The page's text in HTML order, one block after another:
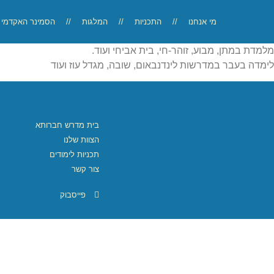
מי אנחנו // התכניות // המלגות // הסמינר האקדמי
מלמדת במתן, מבוע, זוהר-חי, בית אביחי ועוד.
לימדה בעבר במדרשות לינדנבאום, שובה, מגדל עוז ועוד
בית מדרש חברותא
הצוות שלנו
תכניות לימודים
צור קשר
פייסבוק